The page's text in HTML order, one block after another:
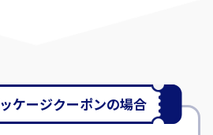
ケージクーポンの場合